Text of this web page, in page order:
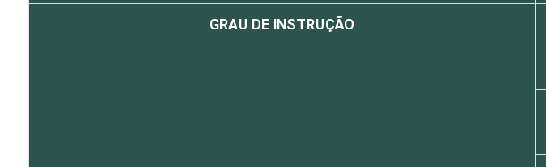
GRAU DE INSTRUÇÃO